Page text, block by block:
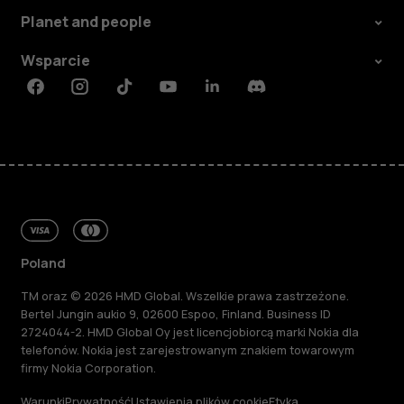
Planet and people
Wsparcie
FacebookInstagramTiktokYoutubeLinkedinDiscord
Poland
TM oraz © 2026 HMD Global. Wszelkie prawa zastrzeżone.
Bertel Jungin aukio 9, 02600 Espoo, Finland. Business ID
2724044-2. HMD Global Oy jest licencjobiorcą marki Nokia dla
telefonów. Nokia jest zarejestrowanym znakiem towarowym
firmy Nokia Corporation.